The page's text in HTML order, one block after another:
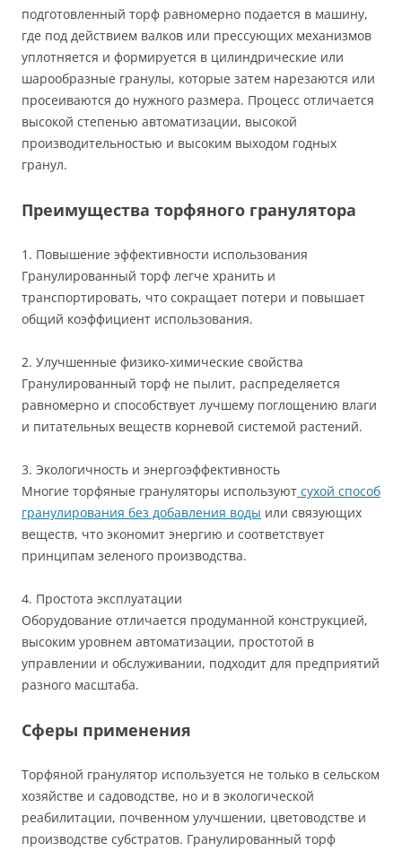
подготовленный торф равномерно подается в машину,
где под действием валков или прессующих механизмов
уплотняется и формируется в цилиндрические или
шарообразные гранулы, которые затем нарезаются или
просеиваются до нужного размера. Процесс отличается
высокой степенью автоматизации, высокой
производительностью и высоким выходом годных
гранул.
Преимущества торфяного гранулятора
1. Повышение эффективности использования
Гранулированный торф легче хранить и
транспортировать, что сокращает потери и повышает
общий коэффициент использования.
2. Улучшенные физико-химические свойства
Гранулированный торф не пылит, распределяется
равномерно и способствует лучшему поглощению влаги
и питательных веществ корневой системой растений.
3. Экологичность и энергоэффективность
Многие торфяные грануляторы используют сухой способ
гранулирования без добавления воды или связующих
веществ, что экономит энергию и соответствует
принципам зеленого производства.
4. Простота эксплуатации
Оборудование отличается продуманной конструкцией,
высоким уровнем автоматизации, простотой в
управлении и обслуживании, подходит для предприятий
разного масштаба.
Сферы применения
Торфяной гранулятор используется не только в сельском
хозяйстве и садоводстве, но и в экологической
реабилитации, почвенном улучшении, цветоводстве и
производстве субстратов. Гранулированный торф